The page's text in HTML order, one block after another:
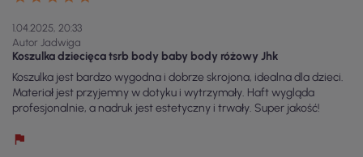
1.04.2025, 20:33
Autor Jadwiga
Koszulka dziecięca tsrb body baby body różowy Jhk
Koszulka jest bardzo wygodna i dobrze skrojona, idealna dla dzieci.
Materiał jest przyjemny w dotyku i wytrzymały. Haft wygląda
profesjonalnie, a nadruk jest estetyczny i trwały. Super jakość!